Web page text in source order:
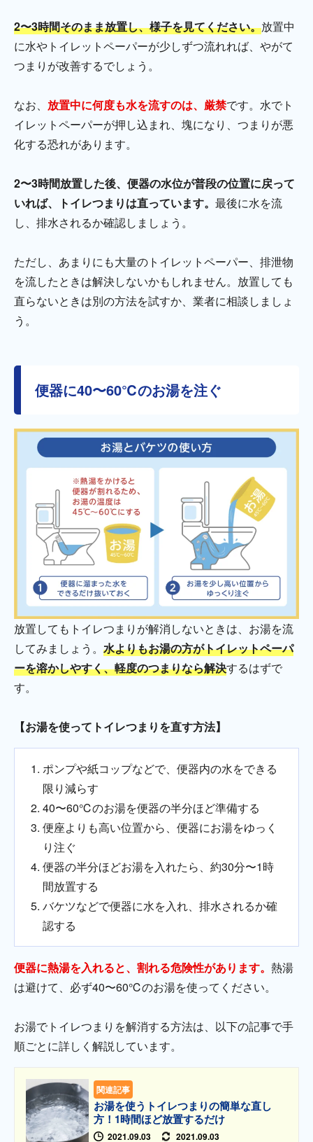
2〜3時間そのまま放置し、様子を見てください。放置中
に水やトイレットペーパーが少しずつ流れれば、やがて
つまりが改善するでしょう。
なお、 放置中に何度も水を流すのは、厳禁です。水でト
イレットペーパーが押し込まれ、塊になり、つまりが悪
化する恐れがあります。
2〜3時間放置した後、便器の水位が普段の位置に戻って
いれば、トイレつまりは直っています。 最後に水を流
し、排水されるか確認しましょう。
ただし、あまりにも大量のトイレットペーパー、排泄物
を流したときは解決しないかもしれません。放置しても
直らないときは別の方法を試すか、業者に相談しましょ
う。
便器に40〜60℃のお湯を注ぐ
放置してもトイレつまりが解消しないときは、お湯を流
してみましょう。 水よりもお湯の方がトイレットペーパ
ーを溶かしやすく、軽度のつまりなら解決するはずで
す。
【お湯を使ってトイレつまりを直す方法】
ポンプや紙コップなどで、便器内の水をできる
限り減らす
40〜60℃のお湯を便器の半分ほど準備する
便座よりも高い位置から、便器にお湯をゆっく
り注ぐ
便器の半分ほどお湯を入れたら、約30分〜1時
間放置する
バケツなどで便器に水を入れ、排水されるか確
認する
便器に熱湯を入れると、割れる危険性があります。 熱湯
は避けて、必ず40〜60℃のお湯を使ってください。
お湯でトイレつまりを解消する方法は、以下の記事で手
順ごとに詳しく解説しています。
関連記事
お湯を使うトイレつまりの簡単な直し
方！1時間ほど放置するだけ
2021.09.03 2021.09.03